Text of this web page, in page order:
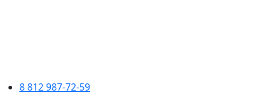
8 812 987-72-59